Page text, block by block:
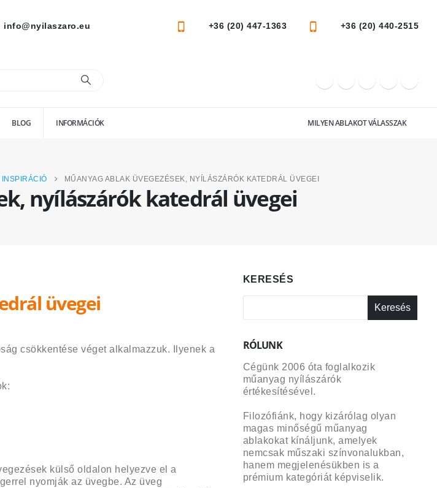
info@nyilaszaro.eu +36 (20) 447-1363 +36 (20) 440-2515
BLOG INFORMÁCIÓK MILYEN ABLAKOT VÁLASSZAK
INSPIRÁCIÓ MŰANYAG ABLAK ÜVEGEZÉSEK, NYÍLÁSZÁRÓK KATEDRÁL ÜVEGEI
nyílászárók katedrál üvegei
üvegei
csökkentése véget alkalmazzuk. Ilyenek a
külső oldalon helyezve el a
nyomják az üvegbe. Az üveg
KERESÉS
Keresés
RÓLUNK
Cégünk 2006 óta foglalkozik
műanyag nyílászárók
értékesítésével.
Filozófiánk, hogy kizárólag olyan
magas minőségű műanyag
ablakokat kínáljunk, amelyek
nemcsak műszaki színvonalukban,
hanem megjelenésükben is a
prémium kategóriát képviselik.